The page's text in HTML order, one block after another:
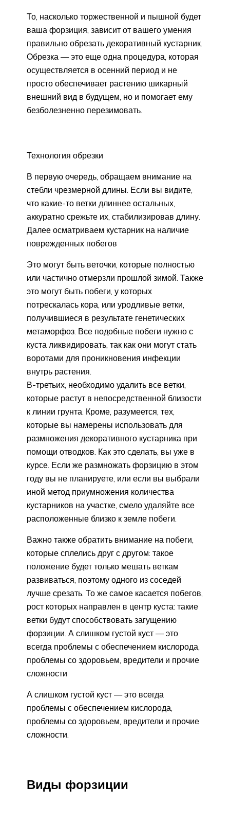
То, насколько торжественной и пышной будет
ваша форзиция, зависит от вашего умения
правильно обрезать декоративный кустарник.
Обрезка — это еще одна процедура, которая
осуществляется в осенний период и не
просто обеспечивает растению шикарный
внешний вид в будущем, но и помогает ему
безболезненно перезимовать.
Технология обрезки
В первую очередь, обращаем внимание на
стебли чрезмерной длины. Если вы видите,
что какие-то ветки длиннее остальных,
аккуратно срежьте их, стабилизировав длину.
Далее осматриваем кустарник на наличие
поврежденных побегов
Это могут быть веточки, которые полностью
или частично отмерзли прошлой зимой. Также
это могут быть побеги, у которых
потрескалась кора, или уродливые ветки,
получившиеся в результате генетических
метаморфоз. Все подобные побеги нужно с
куста ликвидировать, так как они могут стать
воротами для проникновения инфекции
внутрь растения.
В-третьих, необходимо удалить все ветки,
которые растут в непосредственной близости
к линии грунта. Кроме, разумеется, тех,
которые вы намерены использовать для
размножения декоративного кустарника при
помощи отводков. Как это сделать, вы уже в
курсе. Если же размножать форзицию в этом
году вы не планируете, или если вы выбрали
иной метод приумножения количества
кустарников на участке, смело удаляйте все
расположенные близко к земле побеги.
Важно также обратить внимание на побеги,
которые сплелись друг с другом: такое
положение будет только мешать веткам
развиваться, поэтому одного из соседей
лучше срезать. То же самое касается побегов,
рост которых направлен в центр куста: такие
ветки будут способствовать загущению
форзиции. А слишком густой куст — это
всегда проблемы с обеспечением кислорода,
проблемы со здоровьем, вредители и прочие
сложности
А слишком густой куст — это всегда
проблемы с обеспечением кислорода,
проблемы со здоровьем, вредители и прочие
сложности.
Виды форзиции